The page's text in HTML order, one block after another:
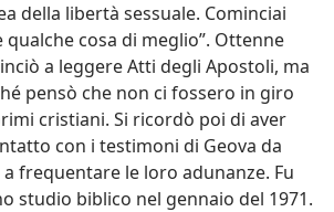
della libertà sessuale. Cominciai
cosa di meglio”. Ottenne
a leggere Atti degli Apostoli, ma
pensò che non ci fossero in giro
cristiani. Si ricordò poi di aver
con i testimoni di Geova da
frequentare le loro adunanze. Fu
studio biblico nel gennaio del 1971.